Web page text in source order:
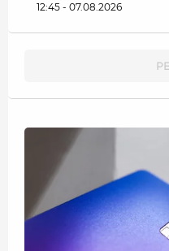
12:45 - 07.08.2026